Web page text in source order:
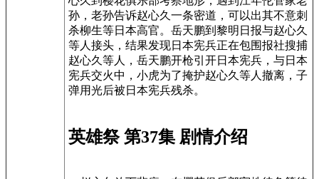
孙，老孙告诉赵心久一条密道，可以出其不意刺
杀柳生等日本高官。岳天鹏到黎明日报与赵心久
等人接头，结果发现日本宪兵正在包围报社搜捕
赵心久等人，岳天鹏开枪引开日本宪兵，与日本
宪兵交火中，小虎为了掩护赵心久等人撤离，子
弹用光后被日本宪兵残杀。
英雄祭 第37集 剧情介绍